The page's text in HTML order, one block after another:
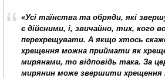
«Усі таїнства та обряди, які
є дійсними, і, звичайно, тих, кого
перехрещувати. А якщо хтось
хрещення можна приймати як
мирянами, то відповідь така. За
мирянин може звершити хрещення